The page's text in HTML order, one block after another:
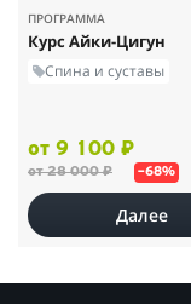
ПРОГРАММА
Курс Айки-Цигун
Спина и суставы
от 9 100 ₽
от 28 000 ₽ –68%
Далее